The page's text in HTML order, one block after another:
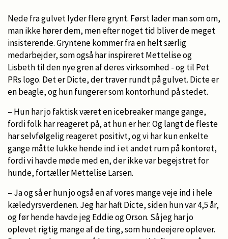
Nede fra gulvet lyder flere grynt. Først lader man som om,
man ikke hører dem, men efter noget tid bliver de meget
insisterende. Gryntene kommer fra en helt særlig
medarbejder, som også har inspireret Mettelise og
Lisbeth til den nye gren af deres virksomhed - og til Pet
PRs logo. Det er Dicte, der traver rundt på gulvet. Dicte er
en beagle, og hun fungerer som kontorhund på stedet.
– Hun har jo faktisk været en icebreaker mange gange,
fordi folk har reageret på, at hun er her. Og langt de fleste
har selvfølgelig reageret positivt, og vi har kun enkelte
gange måtte lukke hende ind i et andet rum på kontoret,
fordi vi havde møde med en, der ikke var begejstret for
hunde, fortæller Mettelise Larsen.
– Ja og så er hun jo også en af vores mange veje ind i hele
kæledyrsverdenen. Jeg har haft Dicte, siden hun var 4,5 år,
og før hende havde jeg Eddie og Orson. Så jeg har jo
oplevet rigtig mange af de ting, som hundeejere oplever.